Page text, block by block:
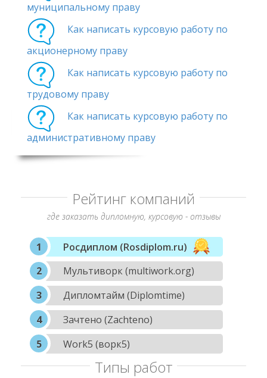
муниципальному праву
Как написать курсовую работу по
акционерному праву
Как написать курсовую работу по
трудовому праву
Как написать курсовую работу по
административному праву
Рейтинг компаний
где заказать дипломную, курсовую - отзывы
Росдиплом (Rosdiplom.ru)
Мультиворк (multiwork.org)
Дипломтайм (Diplomtime)
Зачтено (Zachteno)
Work5 (ворк5)
Типы работ